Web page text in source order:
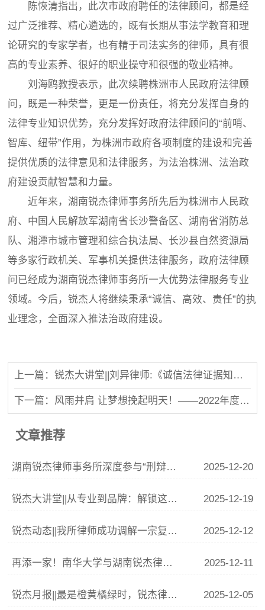
陈恢清指出，此次市政府聘任的法律顾问，都是经
过广泛推荐、精心遴选的，既有长期从事法学教育和理
论研究的专家学者，也有精于司法实务的律师，具有很
高的专业素养、很好的职业操守和很强的敬业精神。
刘海鸥教授表示，此次续聘株洲市人民政府法律顾
问，既是一种荣誉，更是一份责任，将充分发挥自身的
法律专业知识优势，充分发挥好政府法律顾问的“前哨、
智库、纽带”作用，为株洲市政府各项制度的建设和完善
提供优质的法律意见和法律服务，为法治株洲、法治政
府建设贡献智慧和力量。
近年来，湖南锐杰律师事务所先后为株洲市人民政
府、中国人民解放军湖南省长沙警备区、湖南省消防总
队、湘潭市城市管理和综合执法局、长沙县自然资源局
等多家行政机关、军事机关提供法律服务，政府法律顾
问已经成为湖南锐杰律师事务所一大优势法律服务专业
领域。今后，锐杰人将继续秉承“诚信、高效、责任”的执
业理念，全面深入推法治政府建设。
上一篇：锐杰大讲堂||刘异律师:《诚信法律证据知识产权保护的基石》
下一篇：风雨并肩 让梦想挽起明天！——2022年度湖南锐杰律师事务所年会圆满落幕
文章推荐
湖南锐杰律师事务所深度参与“刑辩湘军”联训 李青云副主任精析涉“骗”案件辩护要点 2025-12-20
锐杰大讲堂||从专业到品牌：解锁这份律师IP打造指南 2025-12-19
锐杰动态||我所律师成功调解一宗复杂婚姻家庭纠纷 2025-12-12
再添一家！南华大学与湖南锐杰律师事务所共建法学实践教学基地签约揭牌仪式圆满举行 2025-12-11
锐杰月报||最是橙黄橘绿时，锐杰律所11月事记 2025-12-05